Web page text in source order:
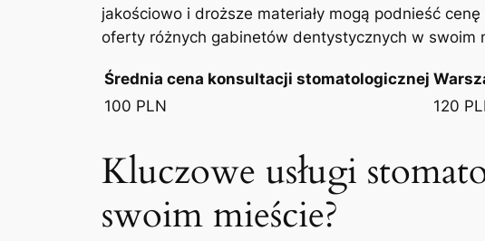
jakościowo ⁣i‌ droższe‍ materiały mogą podnieść
⁢oferty różnych gabinetów dentystycznych w swoim⁣
Średnia cena ‍konsultacji stomatologicznej
100 PLN
120
Kluczowe ⁢usługi
swoim mieście?